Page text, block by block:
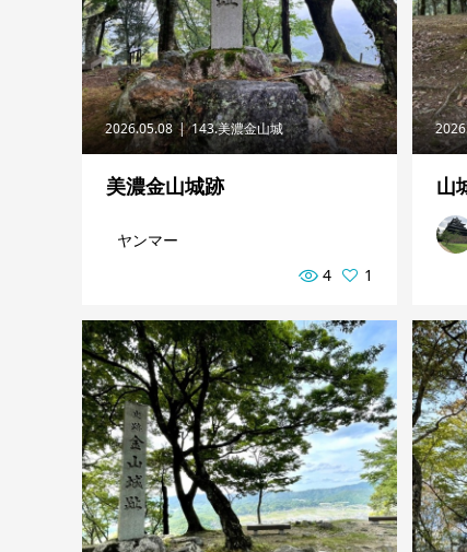
2026.05.08 143.美濃金山城
美濃金山城跡
ヤンマー
4
1
山